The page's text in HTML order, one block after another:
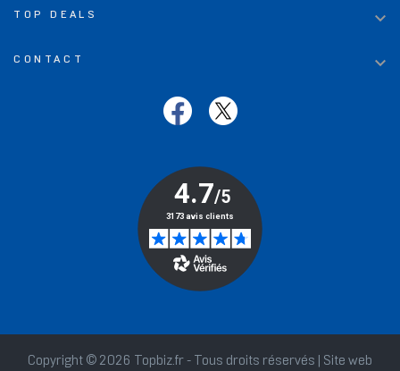
TOP DEALS 
CONTACT 
Copyright © 2026 Topbiz.fr - Tous droits réservés | Site web